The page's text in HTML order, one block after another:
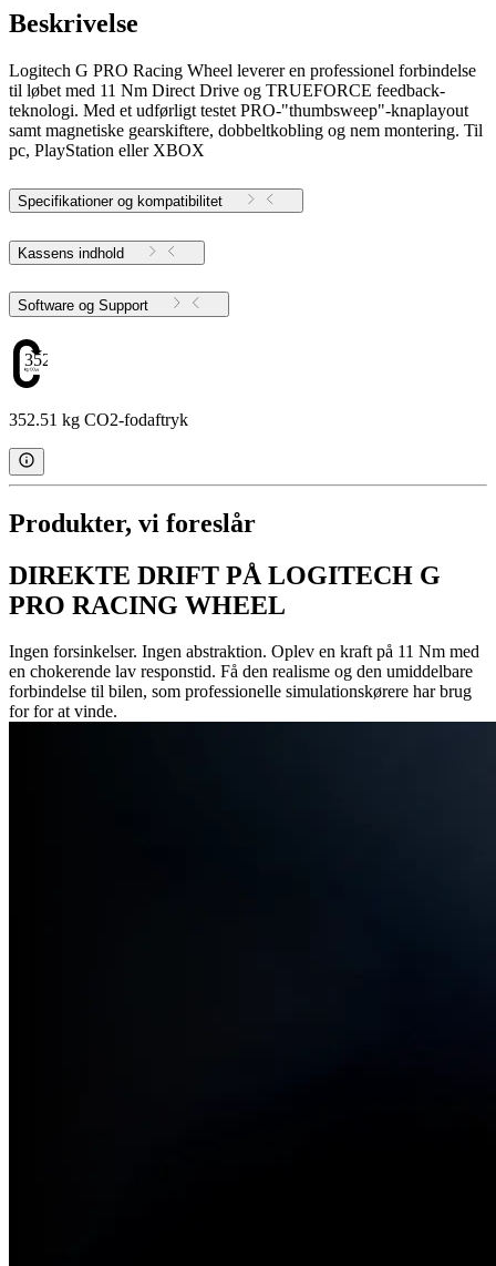
Beskrivelse
Logitech G PRO Racing Wheel leverer en professionel forbindelse
til løbet med 11 Nm Direct Drive og TRUEFORCE feedback-
teknologi. Med et udførligt testet PRO-"thumbsweep"-knaplayout
samt magnetiske gearskiftere, dobbeltkobling og nem montering. Til
pc, PlayStation eller XBOX
Specifikationer og kompatibilitet
Kassens indhold
Software og Support
352.51
352.51 kg CO2-fodaftryk
Produkter, vi foreslår
DIREKTE DRIFT PÅ LOGITECH G
PRO RACING WHEEL
Ingen forsinkelser. Ingen abstraktion. Oplev en kraft på 11 Nm med
en chokerende lav responstid. Få den realisme og den umiddelbare
forbindelse til bilen, som professionelle simulationskørere har brug
for for at vinde.